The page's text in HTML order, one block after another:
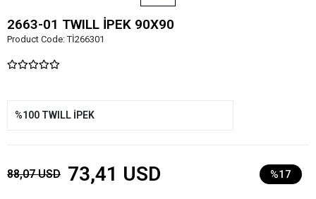
2663-01 TWILL İPEK 90X90
Product Code:Tİ266301
%100 TWILL İPEK
88,07 USD 73,41 USD %17